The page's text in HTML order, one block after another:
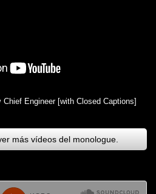
Engineer [with Closed Captions]
más vídeos del monologue.